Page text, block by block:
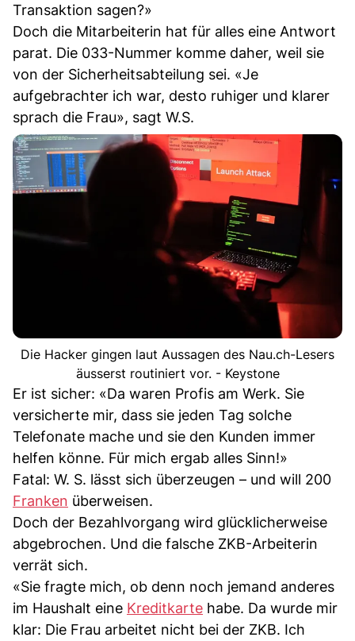
Transaktion sagen?»
Doch die Mitarbeiterin hat für alles eine Antwort
parat. Die 033-Nummer komme daher, weil sie
von der Sicherheitsabteilung sei. «Je
aufgebrachter ich war, desto ruhiger und klarer
sprach die Frau», sagt W.S.
Die Hacker gingen laut Aussagen des Nau.ch-Lesers
äusserst routiniert vor. - Keystone
Er ist sicher: «Da waren Profis am Werk. Sie
versicherte mir, dass sie jeden Tag solche
Telefonate mache und sie den Kunden immer
helfen könne. Für mich ergab alles Sinn!»
Fatal: W. S. lässt sich überzeugen – und will 200
Franken überweisen.
Doch der Bezahlvorgang wird glücklicherweise
abgebrochen. Und die falsche ZKB-Arbeiterin
verrät sich.
«Sie fragte mich, ob denn noch jemand anderes
im Haushalt eine Kreditkarte habe. Da wurde mir
klar: Die Frau arbeitet nicht bei der ZKB. Ich